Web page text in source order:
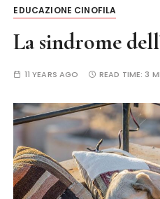
EDUCAZIONE CINOFILA
La sindrome
11 YEARS AGO READ TIME: 3